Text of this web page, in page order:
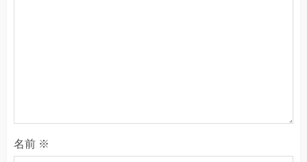
名前 ※